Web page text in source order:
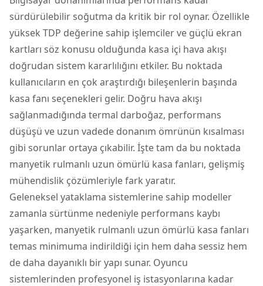
sürdürülebilir soğutma da kritik bir rol oynar. Özellikle
yüksek TDP değerine sahip işlemciler ve güçlü ekran
kartları söz konusu olduğunda kasa içi hava akışı
doğrudan sistem kararlılığını etkiler. Bu noktada
kullanıcıların en çok araştırdığı bileşenlerin başında
kasa fanı seçenekleri gelir. Doğru hava akışı
sağlanmadığında termal darboğaz, performans
düşüşü ve uzun vadede donanım ömrünün kısalması
gibi sorunlar ortaya çıkabilir. İşte tam da bu noktada
manyetik rulmanlı uzun ömürlü kasa fanları, gelişmiş
mühendislik çözümleriyle fark yaratır.
Geleneksel yataklama sistemlerine sahip modeller
zamanla sürtünme nedeniyle performans kaybı
yaşarken, manyetik rulmanlı uzun ömürlü kasa fanları
temas minimuma indirildiği için hem daha sessiz hem
de daha dayanıklı bir yapı sunar. Oyuncu
sistemlerinden profesyonel iş istasyonlarına kadar